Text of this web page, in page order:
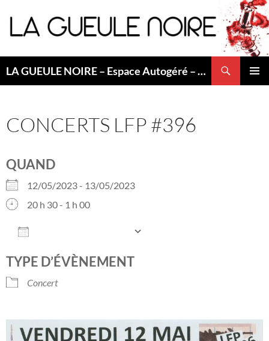
au
contenu
LA GUEULE NOIRE – Espace Autogéré – Saint Etienne
CONCERTS LFP #396
QUAND
12/05/2023 - 13/05/2023
20 h 30 - 1 h 00
TYPE D’ÉVÈNEMENT
Concert